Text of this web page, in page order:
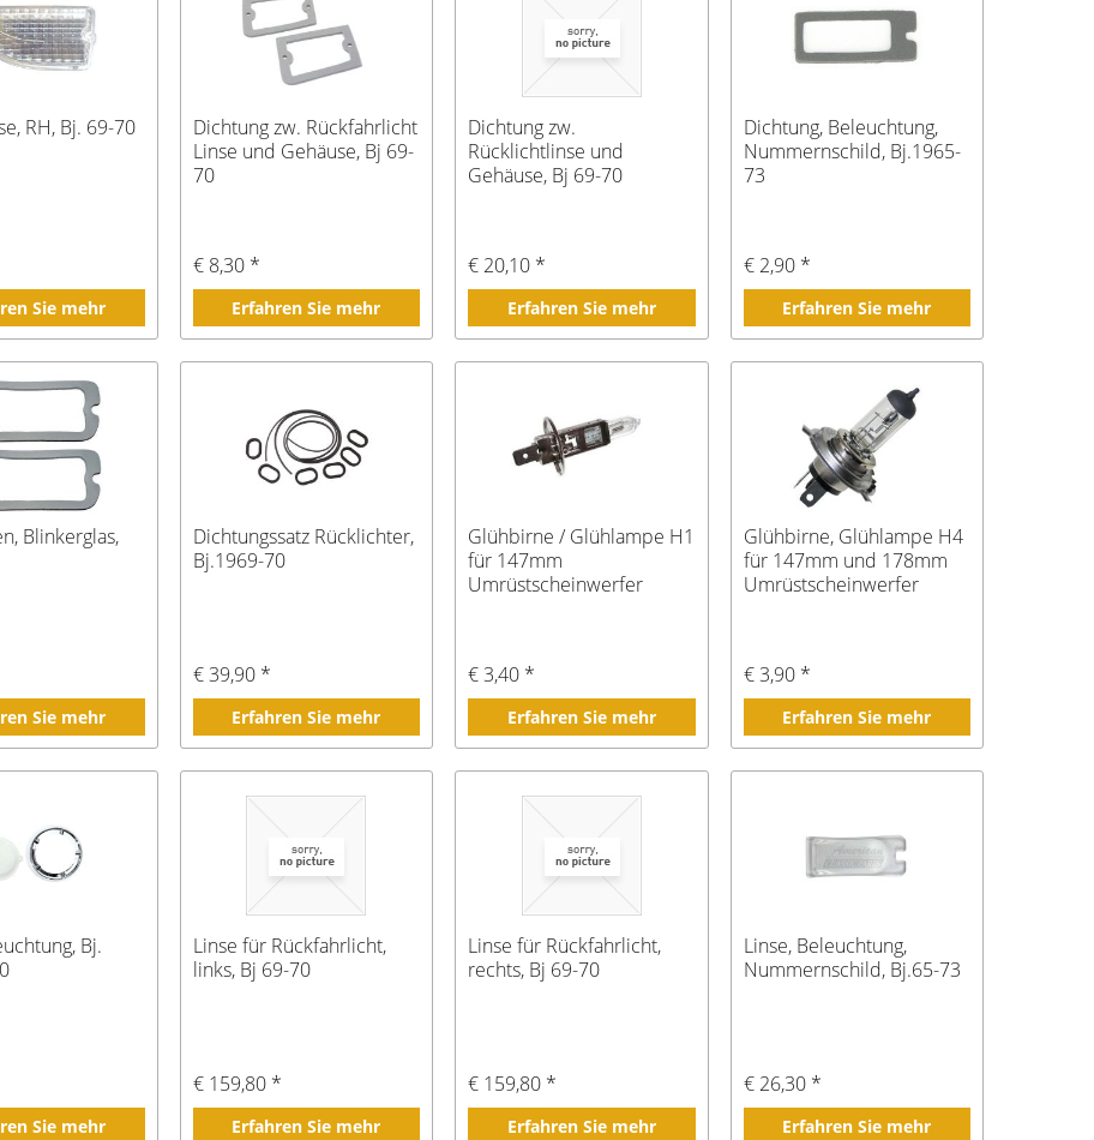
RH, Bj. 69-70
Sie mehr
Dichtung zw. Rückfahrlicht
Linse und Gehäuse, Bj 69-
70
€ 8,30 *
Erfahren Sie mehr
Dichtung zw.
Rücklichtlinse und
Gehäuse, Bj 69-70
€ 20,10 *
Erfahren Sie mehr
Dichtung, Beleuchtung,
Nummernschild, Bj.1965-
73
€ 2,90 *
Erfahren Sie mehr
Blinkerglas,
Sie mehr
Dichtungssatz Rücklichter,
Bj.1969-70
€ 39,90 *
Erfahren Sie mehr
Glühbirne / Glühlampe H1
für 147mm
Umrüstscheinwerfer
€ 3,40 *
Erfahren Sie mehr
Glühbirne, Glühlampe H4
für 147mm und 178mm
Umrüstscheinwerfer
€ 3,90 *
Erfahren Sie mehr
Bj.
Sie mehr
Linse für Rückfahrlicht,
links, Bj 69-70
€ 159,80 *
Erfahren Sie mehr
Linse für Rückfahrlicht,
rechts, Bj 69-70
€ 159,80 *
Erfahren Sie mehr
Linse, Beleuchtung,
Nummernschild, Bj.65-73
€ 26,30 *
Erfahren Sie mehr